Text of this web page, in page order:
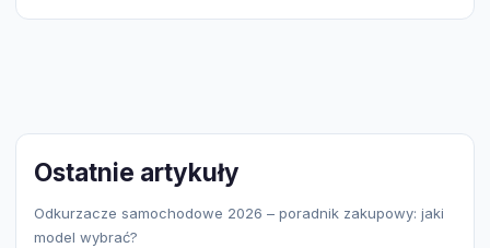
Ostatnie artykuły
Odkurzacze samochodowe 2026 – poradnik zakupowy: jaki
model wybrać?